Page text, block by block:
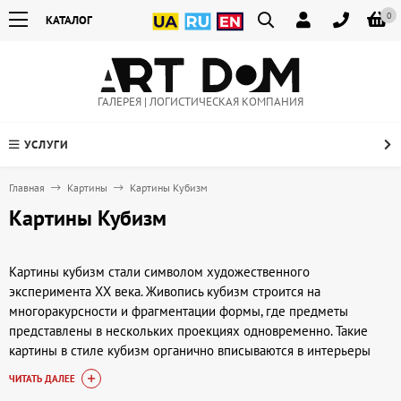
0
КАТАЛОГ
ГАЛЕРЕЯ | ЛОГИСТИЧЕСКАЯ КОМПАНИЯ
УСЛУГИ
Главная Картины Картины Кубизм
Картины Кубизм
Картины кубизм стали символом художественного
эксперимента XX века. Живопись кубизм строится на
многоракурсности и фрагментации формы, где предметы
представлены в нескольких проекциях одновременно. Такие
картины в стиле кубизм органично вписываются в интерьеры
лофт и индустриальные пространства, создавая
интеллектуальный акцент. В галерее Артдом (artdom.com.ua)
ЧИТАТЬ ДАЛЕЕ